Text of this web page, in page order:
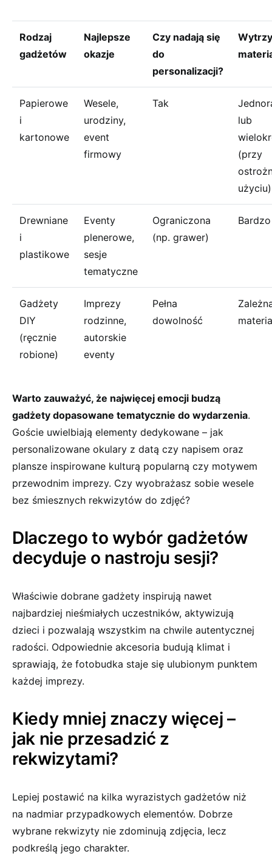
Rodzaj
gadżetów
Najlepsze
okazje
Czy nadają się
do
personalizacji?
Papierowe
i
kartonowe
Wesele,
urodziny,
event
firmowy
Tak
lub
(przy
użyciu)
Drewniane
i
plastikowe
Eventy
plenerowe,
sesje
tematyczne
Ograniczona
(np. grawer)
Gadżety
DIY
(ręcznie
robione)
Imprezy
rodzinne,
autorskie
eventy
Pełna
dowolność
Warto zauważyć, że najwięcej emocji budzą
gadżety dopasowane tematycznie do wydarzenia.
Goście uwielbiają elementy dedykowane – jak
personalizowane okulary z datą czy napisem oraz
plansze inspirowane kulturą popularną czy motywem
przewodnim imprezy. Czy wyobrażasz sobie wesele
bez śmiesznych rekwizytów do zdjęć?
Dlaczego to wybór gadżetów
decyduje o nastroju sesji?
Właściwie dobrane gadżety inspirują nawet
najbardziej nieśmiałych uczestników, aktywizują
dzieci i pozwalają wszystkim na chwile autentycznej
radości. Odpowiednie akcesoria budują klimat i
sprawiają, że fotobudka staje się ulubionym punktem
każdej imprezy.
Kiedy mniej znaczy więcej –
jak nie przesadzić z
rekwizytami?
Lepiej postawić na kilka wyrazistych gadżetów niż
na nadmiar przypadkowych elementów. Dobrze
wybrane rekwizyty nie zdominują zdjęcia, lecz
podkreślą jego charakter.